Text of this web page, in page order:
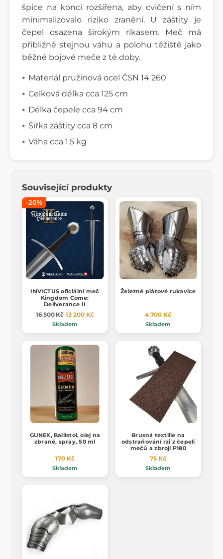
špice na konci rozšířena, aby cvičení s ním
minimalizovalo riziko zranění. U záštity je
čepel osazena širokým rikasem. Meč má
přibližně stejnou váhu a polohu těžiště jako
běžné bojové meče z té doby.
Materiál pružinová ocel ČSN 14 260
Celková délka cca 125 cm
Délka čepele cca 94 cm
Šířka záštity cca 8 cm
Váha cca 1.5 kg
Související produkty
-20%
INVICTUS oficiální meč
Kingdom Come:
Deliverance II
16 500 Kč 13 200 Kč
Skladem
Železné plátové rukavice
4 700 Kč
Skladem
GUNEX, Ballistol, olej na
zbraně, spray, 50 ml
170 Kč
Skladem
Brusná textilie na
odstraňování rzi z čepelí
mečů a zbrojí P180
75 Kč
Skladem